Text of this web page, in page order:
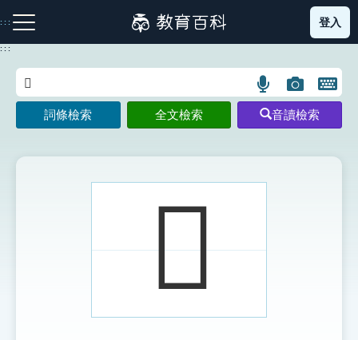
到
主
:::
注音索引圖示 筆畫索引圖示 部首索引表圖示
登入
:::
語
言
搜
示
圖
片
搜
開
鍵
圖
詞條檢索 全文檢索 音讀檢索
𪒂